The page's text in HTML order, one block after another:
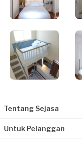
Tentang Sejasa
Untuk Pelanggan